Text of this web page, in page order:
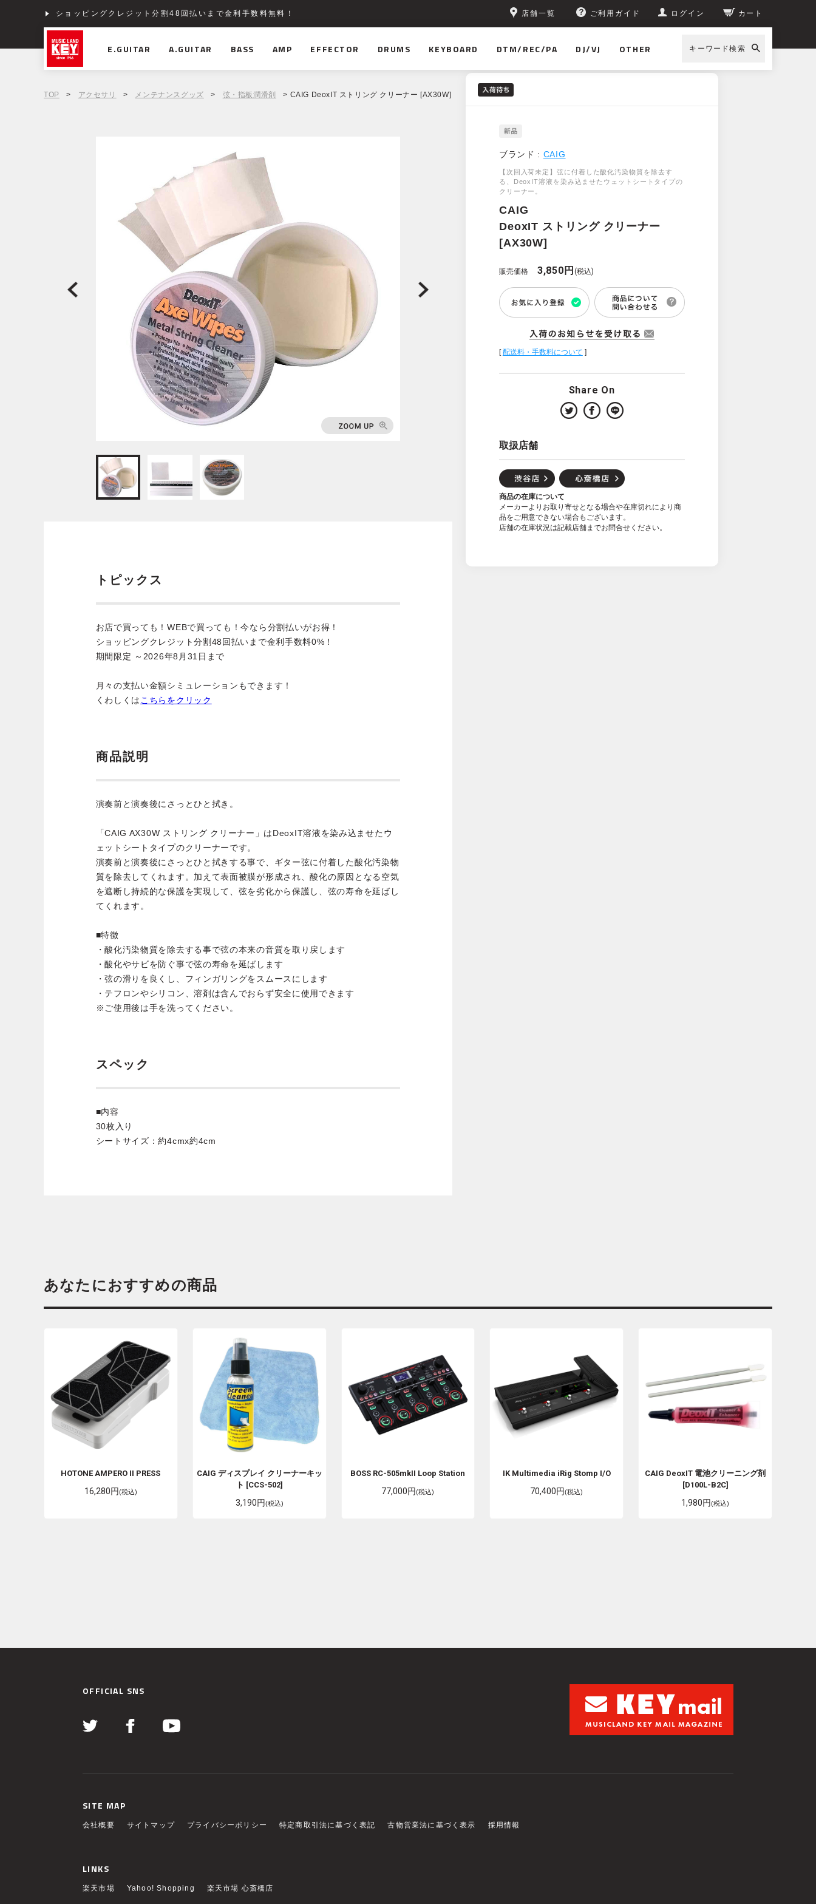
ショッピングクレジット分割48回払いまで金利手数料無料！ 店舗一覧 ご利用ガイド ログイン カート
E.GUITAR A.GUITAR BASS AMP EFFECTOR DRUMS KEYBOARD DTM/REC/PA DJ/VJ OTHER キーワード検索
TOP > アクセサリ > メンテナンスグッズ > 弦・指板潤滑剤 > CAIG DeoxIT ストリング クリーナー [AX30W]
ブランド : CAIG
【次回入荷未定】弦に付着した酸化汚染物質を除去す
る、DeoxIT溶液を染み込ませたウェットシートタイプの
クリーナー。
CAIG
DeoxIT ストリング クリーナー
[AX30W]
販売価格 3,850円 (税込)
[配送料・手数料について ]
Share On
取扱店舗
商品の在庫について
メーカーよりお取り寄せとなる場合や在庫切れにより商
品をご用意できない場合もございます。
店舗の在庫状況は記載店舗までお問合せください。
トピックス
お店で買っても！WEBで買っても！今なら分割払いがお得！
ショッピングクレジット分割48回払いまで金利手数料0%！
期間限定 ～2026年8月31日まで
月々の支払い金額シミュレーションもできます！
くわしくは こちらをクリック
商品説明
演奏前と演奏後にさっとひと拭き。
「CAIG AX30W ストリング クリーナー」はDeoxIT溶液を染み込ませたウ
ェットシートタイプのクリーナーです。
演奏前と演奏後にさっとひと拭きする事で、ギター弦に付着した酸化汚染物
質を除去してくれます。加えて表面被膜が形成され、酸化の原因となる空気
を遮断し持続的な保護を実現して、弦を劣化から保護し、弦の寿命を延ばし
てくれます。
■特徴
・酸化汚染物質を除去する事で弦の本来の音質を取り戻します
・酸化やサビを防ぐ事で弦の寿命を延ばします
・弦の滑りを良くし、フィンガリングをスムースにします
・テフロンやシリコン、溶剤は含んでおらず安全に使用できます
※ご使用後は手を洗ってください。
スペック
■内容
30枚入り
シートサイズ：約4cmx約4cm
あなたにおすすめの商品
HOTONE AMPERO II PRESS
16,280円(税込)
CAIG ディスプレイ クリーナーキッ
ト [CCS-502]
3,190円(税込)
BOSS RC-505mkII Loop Station
77,000円(税込)
IK Multimedia iRig Stomp I/O
70,400円(税込)
CAIG DeoxIT 電池クリーニング剤
[D100L-B2C]
1,980円(税込)
OFFICIAL SNS
SITE MAP
会社概要 サイトマップ プライバシーポリシー 特定商取引法に基づく表記 古物営業法に基づく表示 採用情報
LINKS
楽天市場 Yahoo! Shopping 楽天市場 心斎橋店